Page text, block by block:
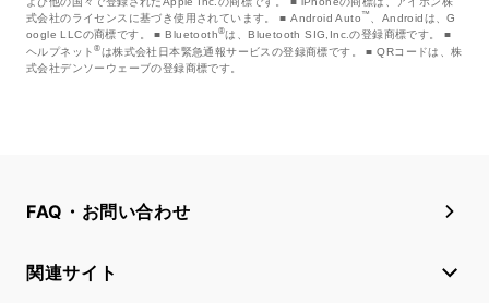
式会社のライセンスに基づき使用されています。
Android Auto ™
、Androidは、G
oogle LLCの商標です。
Bluetooth®は、Bluetooth SIG,Inc.の登録商標です。
ヘルプネット®は株式会社日本緊急通報サービスの登録商標です。
QRコードは、株
式会社デンソーウェーブの登録商標です。
FAQ・お問い合わせ
関連サイト